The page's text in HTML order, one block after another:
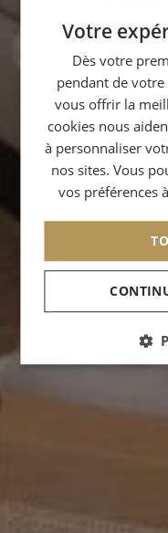
Votre
Dès votre
pendant de
vous offrir la
cookies nous
à personnaliser
nos sites. Vous
vos préférences